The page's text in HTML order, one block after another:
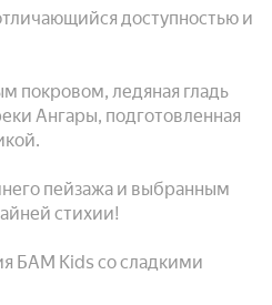
доступностью и
покровом, ледяная гладь
Ангары, подготовленная
пейзажа и выбранным
стихии!
БАМ Kids со сладкими